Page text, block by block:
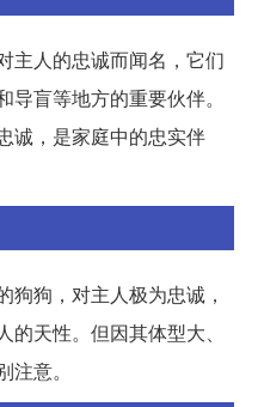
主人的忠诚而闻名，它们
盲等地方的重要伙伴。
诚，是家庭中的忠实伴
狗狗，对主人极为忠诚，
天性。但因其体型大、
意。